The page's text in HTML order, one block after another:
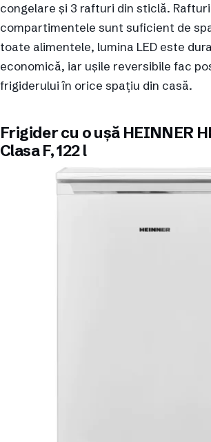
congelare și 3 rafturi din sticlă.
compartimentele sunt suficient de
toate alimentele, lumina LED este
economică, iar ușile reversibile fac
frigiderului în orice spațiu din casă.
Frigider cu o ușă HEINNER
Clasa F, 122 l